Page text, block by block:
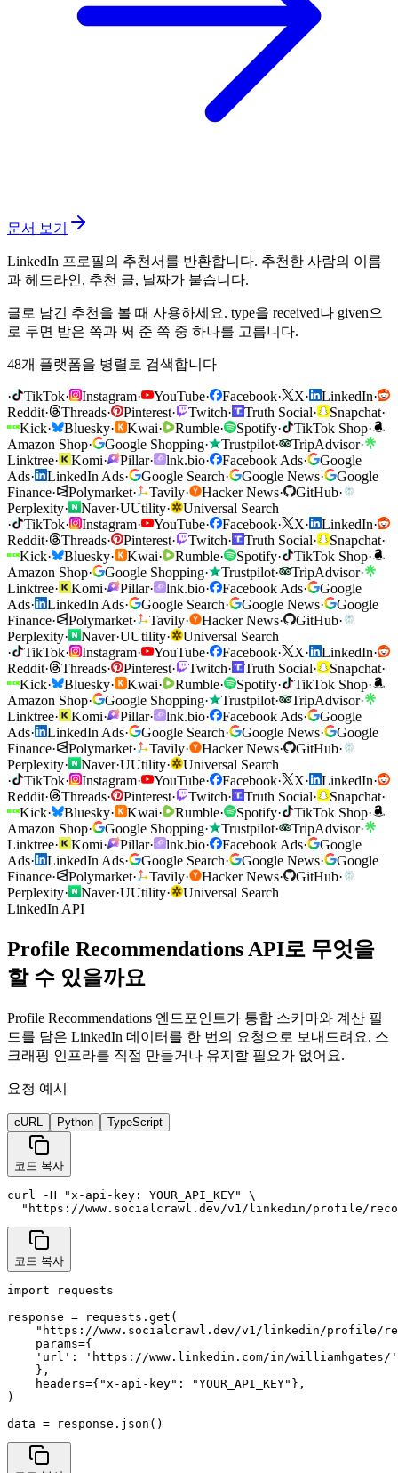
문서 보기
LinkedIn 프로필의 추천서를 반환합니다. 추천한 사람의 이름
과 헤드라인, 추천 글, 날짜가 붙습니다.
글로 남긴 추천을 볼 때 사용하세요. type을 received나 given으
로 두면 받은 쪽과 써 준 쪽 중 하나를 고릅니다.
48개 플랫폼을 병렬로 검색합니다
· TikTok· Instagram· YouTube· Facebook· X· LinkedIn·
Reddit· Threads· Pinterest· Twitch· Truth Social· Snapchat·
Kick· Bluesky· Kwai· Rumble· Spotify· TikTok Shop·
Amazon Shop· Google Shopping· Trustpilot· TripAdvisor·
Linktree· Komi· Pillar· lnk.bio· Facebook Ads·
Google
Ads· LinkedIn Ads· Google Search· Google News·
Google
Finance· Polymarket· Tavily· Hacker News· GitHub·
Perplexity· Naver·UUtility·
Universal Search
·
TikTok· Instagram· YouTube· Facebook· X· LinkedIn·
Reddit· Threads· Pinterest· Twitch· Truth Social· Snapchat·
Kick· Bluesky· Kwai· Rumble· Spotify· TikTok Shop·
Amazon Shop· Google Shopping· Trustpilot· TripAdvisor·
Linktree· Komi· Pillar· lnk.bio· Facebook Ads·
Google
Ads· LinkedIn Ads· Google Search· Google News·
Google
Finance· Polymarket· Tavily· Hacker News· GitHub·
Perplexity· Naver·UUtility·
Universal Search
·
TikTok· Instagram· YouTube· Facebook· X· LinkedIn·
Reddit· Threads· Pinterest· Twitch· Truth Social· Snapchat·
Kick· Bluesky· Kwai· Rumble· Spotify· TikTok Shop·
Amazon Shop· Google Shopping· Trustpilot· TripAdvisor·
Linktree· Komi· Pillar· lnk.bio· Facebook Ads·
Google
Ads· LinkedIn Ads· Google Search· Google News·
Google
Finance· Polymarket· Tavily· Hacker News· GitHub·
Perplexity· Naver·UUtility·
Universal Search
·
TikTok· Instagram· YouTube· Facebook· X· LinkedIn·
Reddit· Threads· Pinterest· Twitch· Truth Social· Snapchat·
Kick· Bluesky· Kwai· Rumble· Spotify· TikTok Shop·
Amazon Shop· Google Shopping· Trustpilot· TripAdvisor·
Linktree· Komi· Pillar· lnk.bio· Facebook Ads·
Google
Ads· LinkedIn Ads· Google Search· Google News·
Google
Finance· Polymarket· Tavily· Hacker News· GitHub·
Perplexity· Naver·UUtility·
Universal Search
LinkedIn API
Profile Recommendations API로 무엇을
할 수 있을까요
Profile Recommendations 엔드포인트가 통합 스키마와 계산 필
드를 담은 LinkedIn 데이터를 한 번의 요청으로 보내드려요. 스
크래핑 인프라를 직접 만들거나 유지할 필요가 없어요.
요청 예시
cURL Python TypeScript
코드 복사
curl -H "x-api-key: YOUR_API_KEY" \
"https://www.socialcrawl.dev/v1/linkedin/profile/
코드 복사
import requests
response = requests.get(
"https://www.socialcrawl.dev/v1/linkedin/profile/
    params={
'url': 'https://www.linkedin.com/in/williamhgates/
    },
    headers={"x-api-key": "YOUR_API_KEY"},
)
data = response.json()